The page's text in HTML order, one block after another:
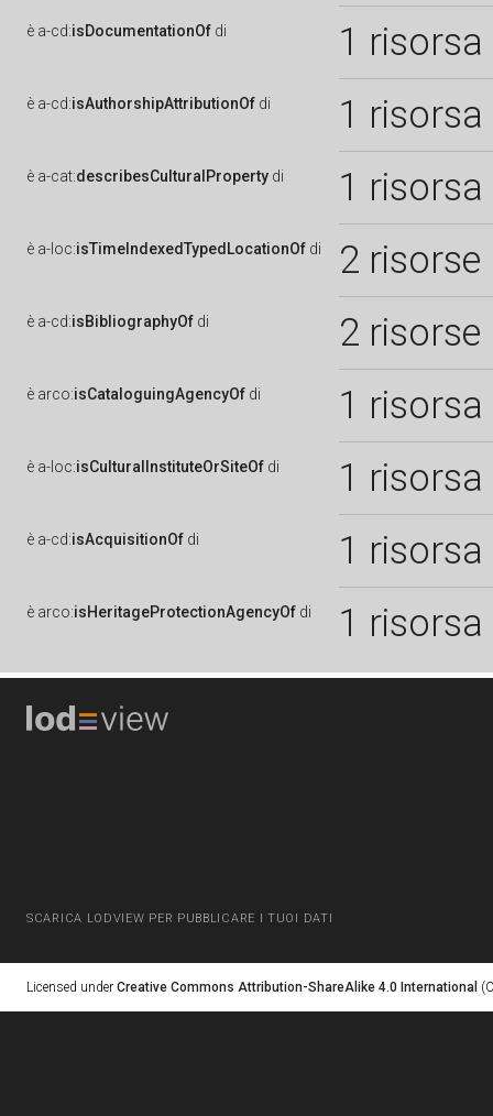
è a-cd:isDocumentationOf di 1 risorsa
è a-cd:isAuthorshipAttributionOf di 1 risorsa
è a-cat:describesCulturalProperty di 1 risorsa
è a-loc:isTimeIndexedTypedLocationOf di 2 risorse
è a-cd:isBibliographyOf di 2 risorse
è arco:isCataloguingAgencyOf di 1 risorsa
è a-loc:isCulturalInstituteOrSiteOf di 1 risorsa
è a-cd:isAcquisitionOf di 1 risorsa
è arco:isHeritageProtectionAgencyOf di 1 risorsa
SCARICA LODVIEW PER PUBBLICARE I TUOI DATI
Licensed under Creative Commons Attribution-ShareAlike 4.0 International